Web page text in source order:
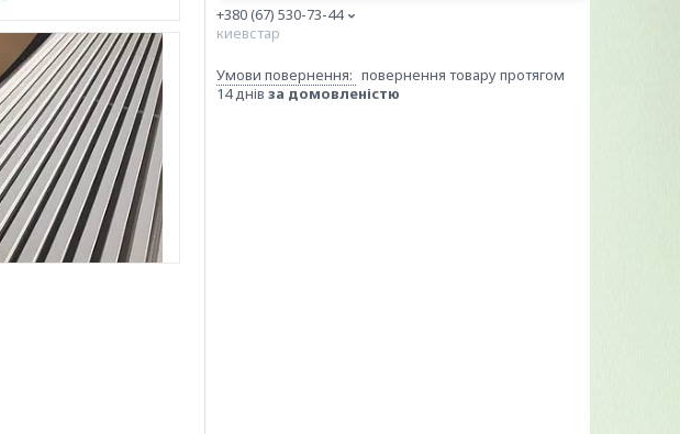
+380 (67) 530-73-44
киевстар
повернення товару протягом
14 днів за домовленістю